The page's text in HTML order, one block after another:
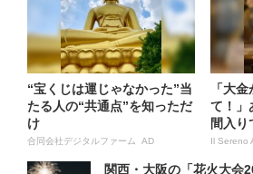
“宝くじは運じゃなかった”当
たる人の“共通点”を知っただ
け
合同会社デジタルファーム AD
「大
て！」
間入り
Il Sereno
関西・大阪の「花火大会